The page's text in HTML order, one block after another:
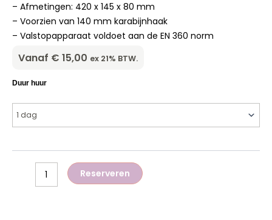
– Afmetingen: 420 x 145 x 80 mm
– Voorzien van 140 mm karabijnhaak
– Valstopapparaat voldoet aan de EN 360 norm
Vanaf € 15,00 ex 21% BTW.
Duur huur
aantal
Reserveren